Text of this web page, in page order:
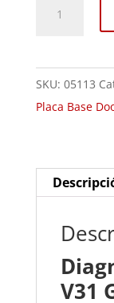
GT
5G
cantidad
SKU: 05113
Placa Base
V31